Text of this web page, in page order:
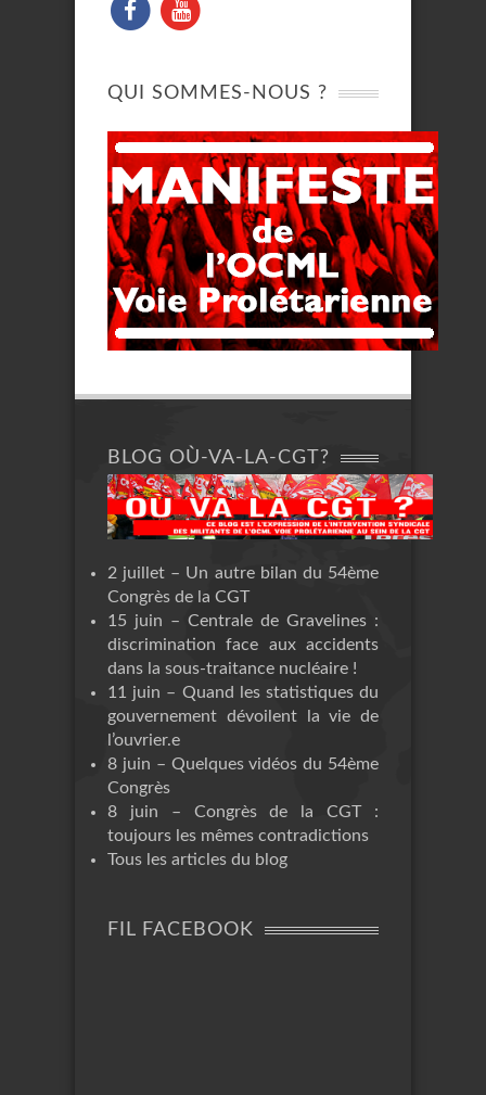
QUI SOMMES-NOUS ?
BLOG OÙ-VA-LA-CGT?
2 juillet – Un autre bilan du 54ème
Congrès de la CGT
15 juin – Centrale de Gravelines :
discrimination face aux accidents
dans la sous-traitance nucléaire !
11 juin – Quand les statistiques du
gouvernement dévoilent la vie de
l’ouvrier.e
8 juin – Quelques vidéos du 54ème
Congrès
8 juin – Congrès de la CGT :
toujours les mêmes contradictions
Tous les articles du blog
FIL FACEBOOK